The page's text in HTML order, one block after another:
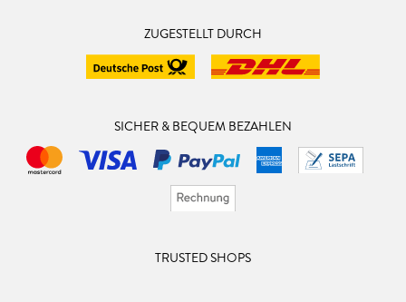
ZUGESTELLT DURCH
SICHER & BEQUEM BEZAHLEN
TRUSTED SHOPS